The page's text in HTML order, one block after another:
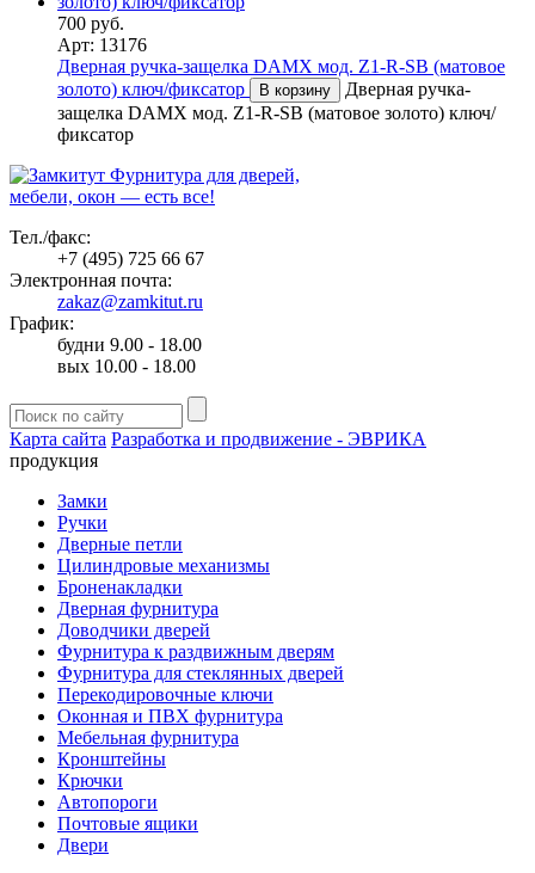
700 руб.
Арт: 13176
Дверная ручка-защелка DAMX мод. Z1-R-SB (матовое
золото) ключ/фиксатор
В корзину
Дверная ручка-
защелка DAMX мод. Z1-R-SB (матовое золото) ключ/
фиксатор
Фурнитура для дверей,
мебели, окон — есть все!
Тел./факс:
+7 (495) 725 66 67
Электронная почта:
zakaz@zamkitut.ru
График:
будни 9.00 - 18.00
вых 10.00 - 18.00
Карта сайта Разработка и продвижение - ЭВРИКА
продукция
Замки
Ручки
Дверные петли
Цилиндровые механизмы
Броненакладки
Дверная фурнитура
Доводчики дверей
Фурнитура к раздвижным дверям
Фурнитура для стеклянных дверей
Перекодировочные ключи
Оконная и ПВХ фурнитура
Мебельная фурнитура
Кронштейны
Крючки
Автопороги
Почтовые ящики
Двери